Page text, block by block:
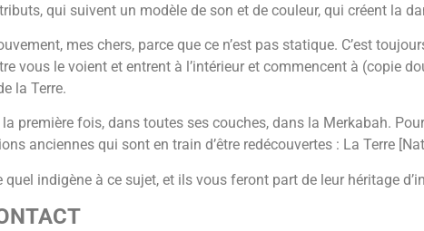
qui suivent un modèle de son et de couleur, qui créent la
mes chers, parce que ce n’est pas statique. C’est
vous le voient et entrent à l’intérieur et commencent à (copie
la Terre.
première fois, dans toutes ses couches, dans la Merkabah.
anciennes qui sont en train d’être redécouvertes : La Terre
quel indigène à ce sujet, et ils vous feront part de leur héritage